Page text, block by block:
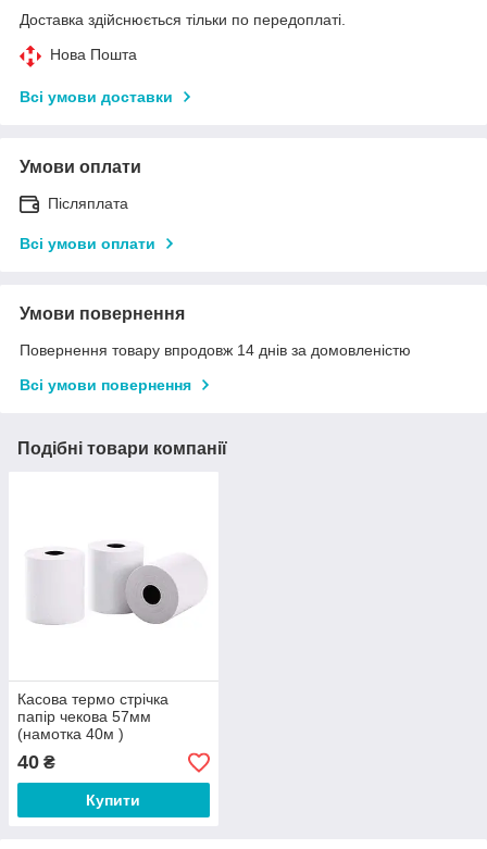
Доставка здійснюється тільки по передоплаті.
Нова Пошта
Всі умови доставки
Умови оплати
Післяплата
Всі умови оплати
Умови повернення
Повернення товару впродовж 14 днів за домовленістю
Всі умови повернення
Подібні товари компанії
Касова термо стрічка
папір чекова 57мм
(намотка 40м )
40 ₴
Купити